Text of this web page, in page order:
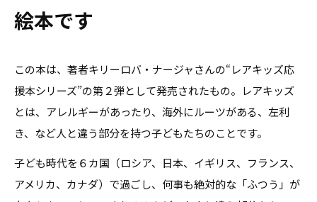
絵本です
この本は、著者キリーロバ・ナージャさんの“レアキッズ応
援本シリーズ”の第２弾として発売されたもの。レアキッズ
とは、アレルギーがあったり、海外にルーツがある、左利
き、など人と違う部分を持つ子どもたちのことです。
子ども時代を６カ国（ロシア、日本、イギリス、フランス、
アメリカ、カナダ）で過ごし、何事も絶対的な「ふつう」が